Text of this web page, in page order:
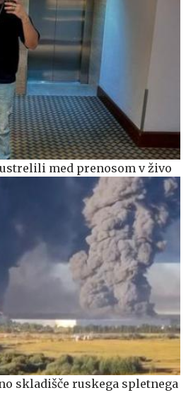
med prenosom v živo
skladišče ruskega spletnega